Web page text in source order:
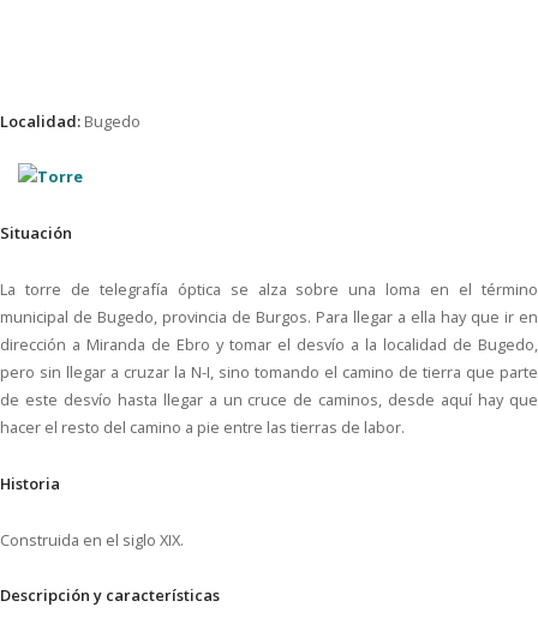
Localidad: Bugedo
Situación
La torre de telegrafía óptica se alza sobre una loma en el término
municipal de Bugedo, provincia de Burgos. Para llegar a ella hay que ir en
dirección a Miranda de Ebro y tomar el desvío a la localidad de Bugedo,
pero sin llegar a cruzar la N-I, sino tomando el camino de tierra que parte
de este desvío hasta llegar a un cruce de caminos, desde aquí hay que
hacer el resto del camino a pie entre las tierras de labor.
Historia
Construida en el siglo XIX.
Descripción y características